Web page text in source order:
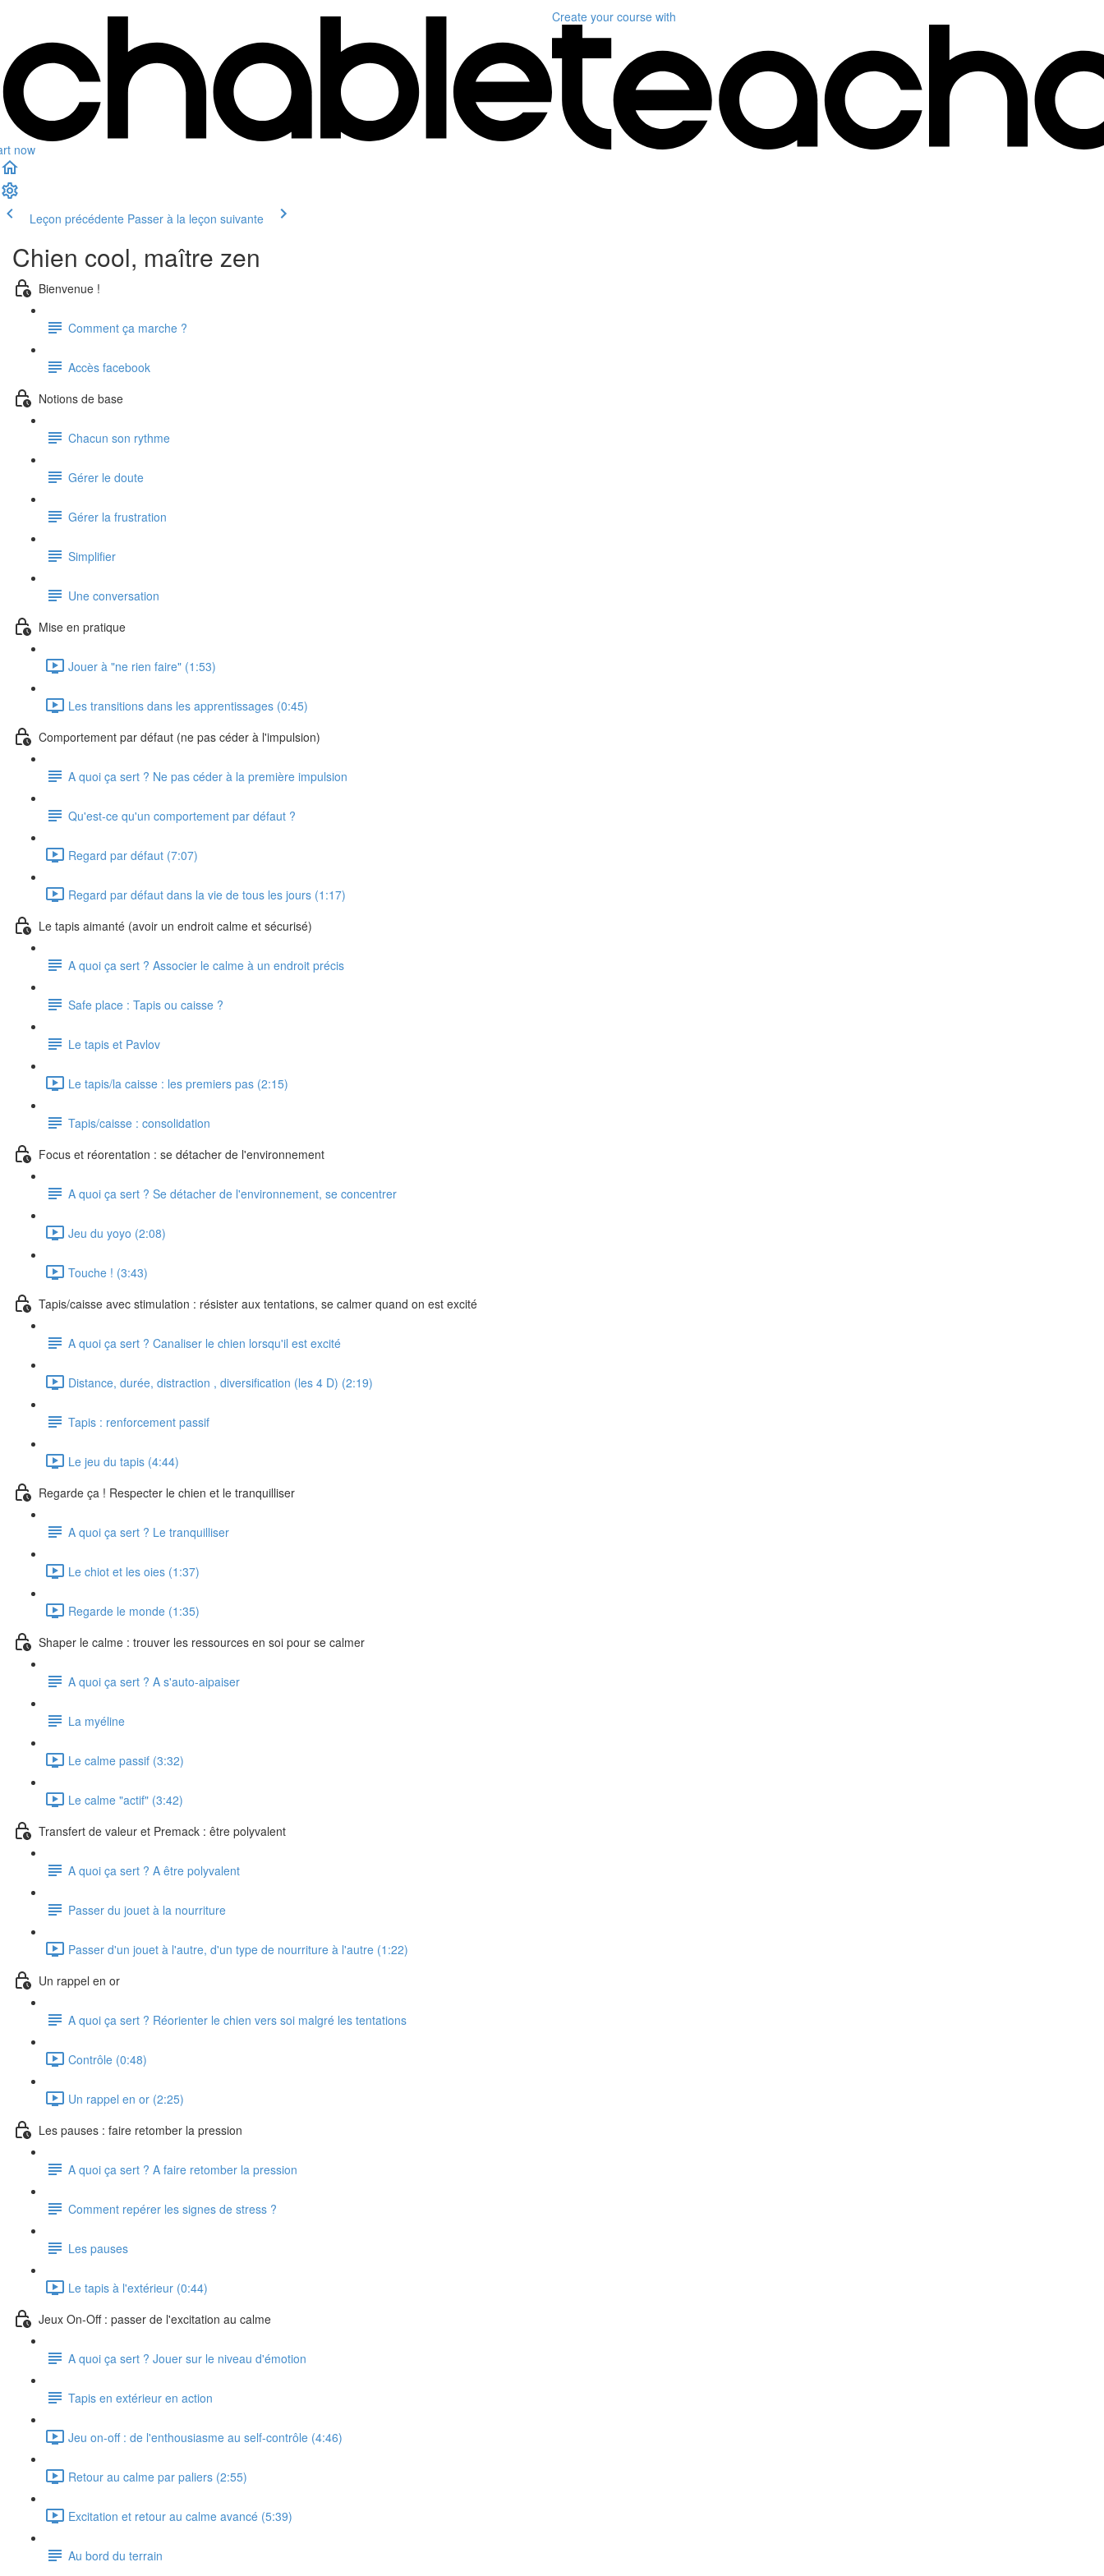
now
Create your course with
Leçon précédente Passer à la leçon suivante
Chien cool, maître zen
Bienvenue !
Comment ça marche ?
Accès facebook
Notions de base
Chacun son rythme
Gérer le doute
Gérer la frustration
Simplifier
Une conversation
Mise en pratique
Jouer à "ne rien faire" (1:53)
Les transitions dans les apprentissages (0:45)
Comportement par défaut (ne pas céder à l'impulsion)
A quoi ça sert ? Ne pas céder à la première impulsion
Qu'est-ce qu'un comportement par défaut ?
Regard par défaut (7:07)
Regard par défaut dans la vie de tous les jours (1:17)
Le tapis aimanté (avoir un endroit calme et sécurisé)
A quoi ça sert ? Associer le calme à un endroit précis
Safe place : Tapis ou caisse ?
Le tapis et Pavlov
Le tapis/la caisse : les premiers pas (2:15)
Tapis/caisse : consolidation
Focus et réorentation : se détacher de l'environnement
A quoi ça sert ? Se détacher de l'environnement, se concentrer
Jeu du yoyo (2:08)
Touche ! (3:43)
Tapis/caisse avec stimulation : résister aux tentations, se calmer quand on est excité
A quoi ça sert ? Canaliser le chien lorsqu'il est excité
Distance, durée, distraction , diversification (les 4 D) (2:19)
Tapis : renforcement passif
Le jeu du tapis (4:44)
Regarde ça ! Respecter le chien et le tranquilliser
A quoi ça sert ? Le tranquilliser
Le chiot et les oies (1:37)
Regarde le monde (1:35)
Shaper le calme : trouver les ressources en soi pour se calmer
A quoi ça sert ? A s'auto-aipaiser
La myéline
Le calme passif (3:32)
Le calme "actif" (3:42)
Transfert de valeur et Premack : être polyvalent
A quoi ça sert ? A être polyvalent
Passer du jouet à la nourriture
Passer d'un jouet à l'autre, d'un type de nourriture à l'autre (1:22)
Un rappel en or
A quoi ça sert ? Réorienter le chien vers soi malgré les tentations
Contrôle (0:48)
Un rappel en or (2:25)
Les pauses : faire retomber la pression
A quoi ça sert ? A faire retomber la pression
Comment repérer les signes de stress ?
Les pauses
Le tapis à l'extérieur (0:44)
Jeux On-Off : passer de l'excitation au calme
A quoi ça sert ? Jouer sur le niveau d'émotion
Tapis en extérieur en action
Jeu on-off : de l'enthousiasme au self-contrôle (4:46)
Retour au calme par paliers (2:55)
Excitation et retour au calme avancé (5:39)
Au bord du terrain